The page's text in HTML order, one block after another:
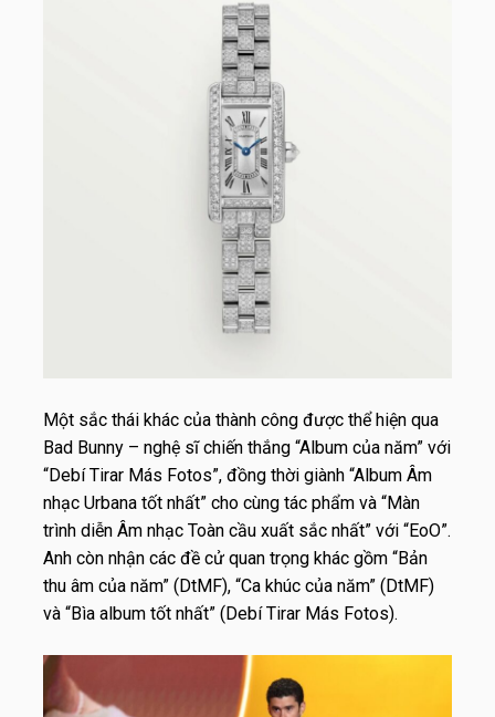
Một sắc thái khác của thành công được thể hiện qua
Bad Bunny – nghệ sĩ chiến thắng “Album của năm” với
“Debí Tirar Más Fotos”, đồng thời giành “Album Âm
nhạc Urbana tốt nhất” cho cùng tác phẩm và “Màn
trình diễn Âm nhạc Toàn cầu xuất sắc nhất” với “EoO”.
Anh còn nhận các đề cử quan trọng khác gồm “Bản
thu âm của năm” (DtMF), “Ca khúc của năm” (DtMF)
và “Bìa album tốt nhất” (Debí Tirar Más Fotos).